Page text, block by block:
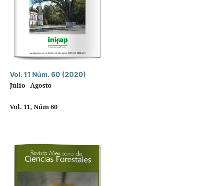
Vol. 11 Núm. 60 (2020)
Julio - Agosto
Vol. 11, Núm 60